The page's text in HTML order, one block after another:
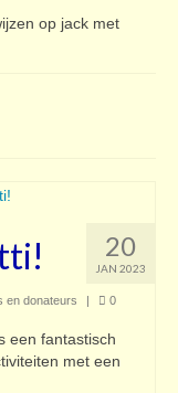
20
JAN 2023
en donateurs | 0
een fantastisch
met een